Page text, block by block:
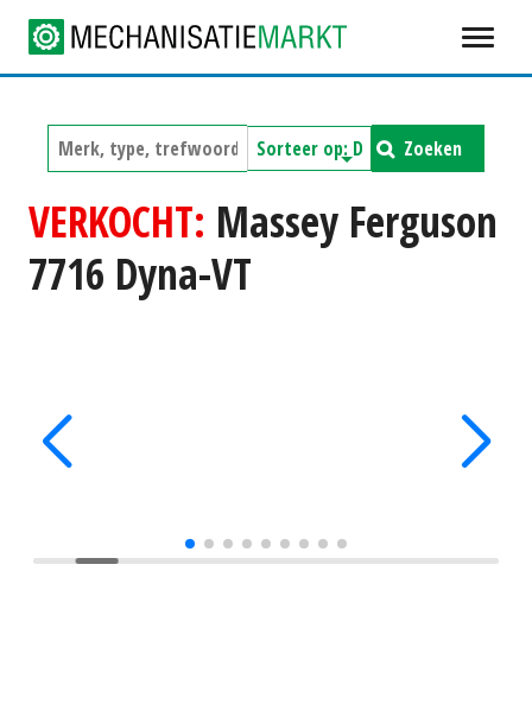
Zoeken
VERKOCHT: Massey Ferguson
7716 Dyna-VT